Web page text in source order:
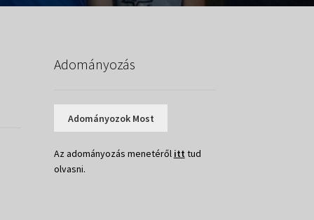
Adományozás
Adományozok Most
Az adományozás menetéről itt tud
olvasni.